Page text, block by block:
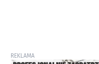
REKLAMA